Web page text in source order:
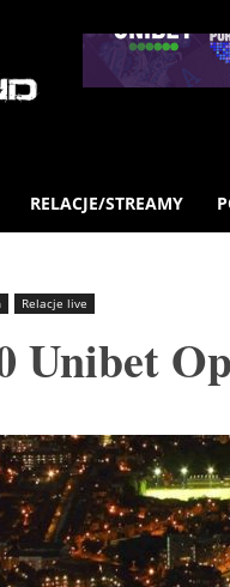
RELACJE/STREAMY
Relacje live
Unibet